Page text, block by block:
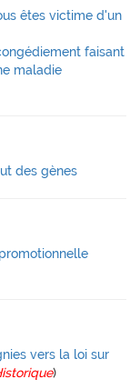
êtes victime d'un
faisant
maladie
des gènes
vers la loi sur
)